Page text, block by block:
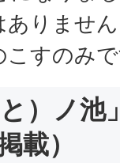
ありませ
こすのみ
）ノ池
載）